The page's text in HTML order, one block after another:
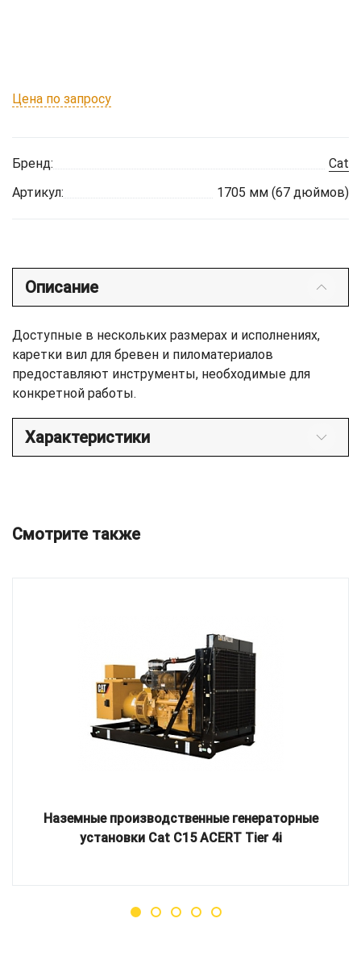
Цена по запросу
Бренд:
Cat
Артикул:
1705 мм (67 дюймов)
Описание
Доступные в нескольких размерах и исполнениях,
каретки вил для бревен и пиломатериалов
предоставляют инструменты, необходимые для
конкретной работы.
Характеристики
Смотрите также
Наземные производственные генераторные
установки Cat C15 ACERT Tier 4i